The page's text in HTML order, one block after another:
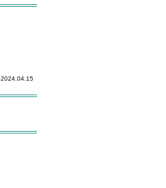
2024.04.15